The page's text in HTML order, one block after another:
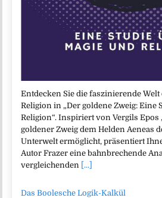
Entdecken Sie die faszinierende Welt
Religion in „Der goldene Zweig: Eine
Religion“. Inspiriert von Vergils Epos
goldener Zweig dem Helden Aeneas
Unterwelt ermöglicht, präsentiert
Autor Frazer eine bahnbrechende
vergleichenden [...]
Das Boolesche Logik-Kalkül